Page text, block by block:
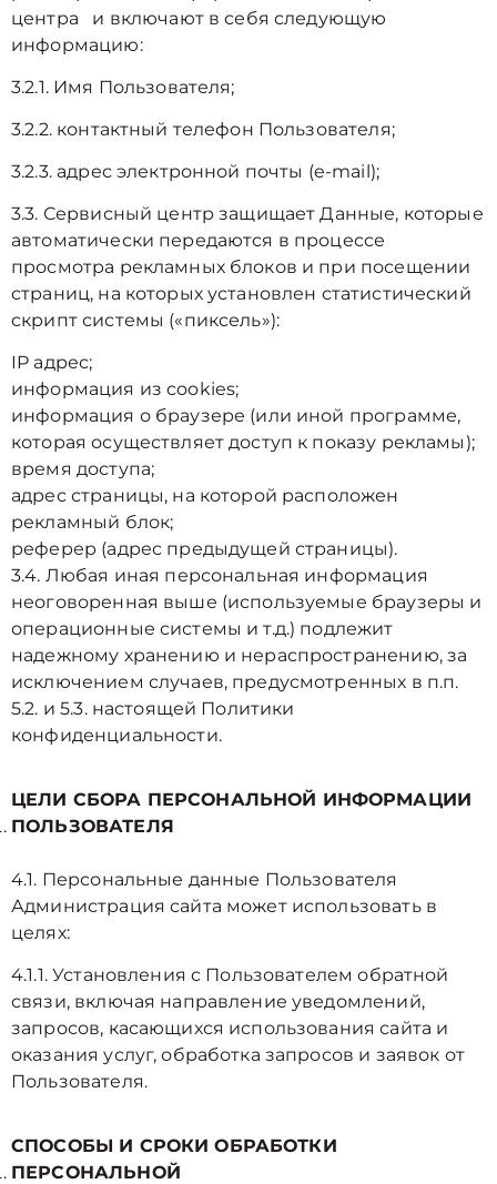
центра и включают в себя следующую
информацию:
3.2.1. Имя Пользователя;
3.2.2. контактный телефон Пользователя;
3.2.3. адрес электронной почты (e-mail);
3.3. Сервисный центр защищает Данные, которые
автоматически передаются в процессе
просмотра рекламных блоков и при посещении
страниц, на которых установлен статистический
скрипт системы («пиксель»):
IP адрес;
информация из cookies;
информация о браузере (или иной программе,
которая осуществляет доступ к показу рекламы);
время доступа;
адрес страницы, на которой расположен
рекламный блок;
реферер (адрес предыдущей страницы).
3.4. Любая иная персональная информация
неоговоренная выше (используемые браузеры и
операционные системы и т.д.) подлежит
надежному хранению и нераспространению, за
исключением случаев, предусмотренных в п.п.
5.2. и 5.3. настоящей Политики
конфиденциальности.
ЦЕЛИ СБОРА ПЕРСОНАЛЬНОЙ ИНФОРМАЦИИ
ПОЛЬЗОВАТЕЛЯ
4.1. Персональные данные Пользователя
Администрация сайта может использовать в
целях:
4.1.1. Установления с Пользователем обратной
связи, включая направление уведомлений,
запросов, касающихся использования сайта и
оказания услуг, обработка запросов и заявок от
Пользователя.
СПОСОБЫ И СРОКИ ОБРАБОТКИ
ПЕРСОНАЛЬНОЙ